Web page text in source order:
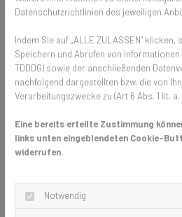
zusammenfalten und nehmen so nur
Die flache Laufschiene sorgt dafür,
entstehen und der Eingangsbereich frei
Was zieht Mücken an?
Gerade an den schönsten Stellplätzen
Mücken. Das liegt daran, dass
ablegen und sich später nicht weiter als
angezogen werden, sind eigentlich
Mücken können Körpergeruch, Schweiß,
Datenschutzrichtlinien des jeweiligen
Indem Sie auf „ALLE ZULASSEN"
Speichern und Abrufen von Informationen
TDDDG) sowie der anschließenden
nachfolgend dargestellten bzw. die von
Verarbeitungszwecke zu (Art 6 Abs. 1 lit. a.
Eine bereits erteilte Zustimmung
links unten eingeblendeten Cookie-
widerrufen.
Notwendig